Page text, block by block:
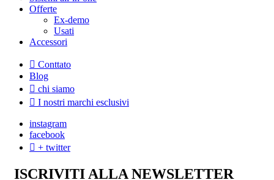
Offerte
Ex-demo
Usati
Accessori
Conttato
Blog
chi siamo
I nostri marchi esclusivi
instagram
facebook
+ twitter
ISCRIVITI ALLA NEWSLETTER